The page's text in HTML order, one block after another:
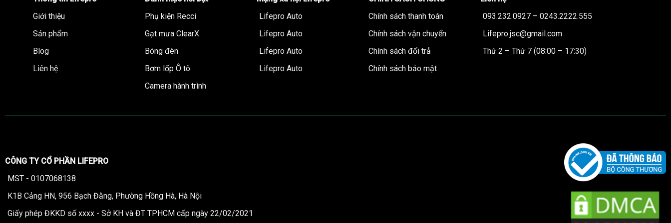
Giới thiệu
Sản phẩm
Blog
Liên hệ
Phụ kiện Recci
Gạt mưa ClearX
Bóng đèn
Bơm lốp Ô tô
Camera hành trình
Lifepro Auto
Lifepro Auto
Lifepro Auto
Lifepro Auto
Chính sách thanh toán
Chính sách vận chuyển
Chính sách đổi trả
Chính sách bảo mật
093.232.0927 – 0243.2222.555
Lifepro.jsc@gmail.com
Thứ 2 – Thứ 7 (08:00 – 17:30)
CÔNG TY CỔ PHẦN LIFEPRO
MST - 0107068138
K1B Cảng HN, 956 Bạch Đằng, Phường Hồng Hà, Hà Nội
Giấy phép ĐKKD số xxxx - Sở KH và ĐT TPHCM cấp ngày 22/02/2021